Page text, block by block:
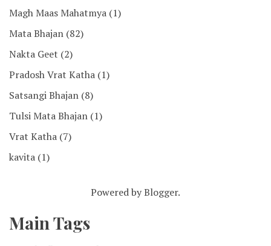
Magh Maas Mahatmya (1)
Mata Bhajan (82)
Nakta Geet (2)
Pradosh Vrat Katha (1)
Satsangi Bhajan (8)
Tulsi Mata Bhajan (1)
Vrat Katha (7)
kavita (1)
Powered byBlogger.
Main Tags